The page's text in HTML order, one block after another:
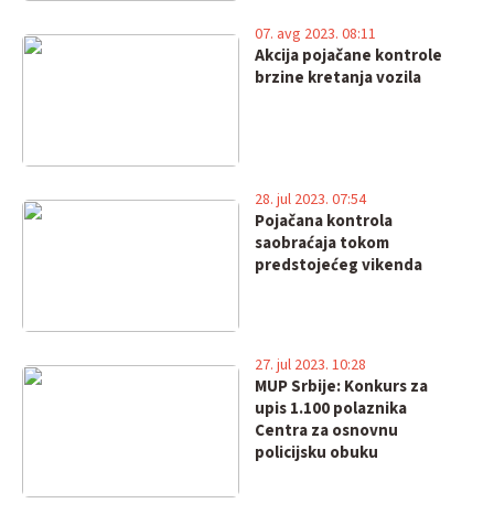
Akcija pojačane kontrole
brzine kretanja vozila
07. avg 2023. 08:11
Pojačana kontrola
saobraćaja tokom
predstojećeg vikenda
28. jul 2023. 07:54
MUP Srbije: Konkurs za
upis 1.100 polaznika
Centra za osnovnu
policijsku obuku
27. jul 2023. 10:28